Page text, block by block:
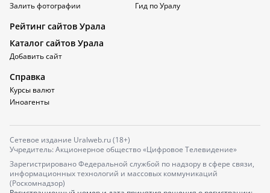
Залить фотографии
Гид по Уралу
Рейтинг сайтов Урала
Каталог сайтов Урала
Добавить сайт
Справка
Курсы валют
Иноагенты
Сетевое издание Uralweb.ru (18+)
Учредитель: Акционерное общество «Цифровое Телевидение»
Зарегистрировано Федеральной службой по надзору в сфере связи,
информационных технологий и массовых коммуникаций
(Роскомнадзор)